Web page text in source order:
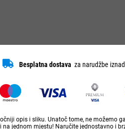
Besplatna dostava za narudžbe
opis i sliku. Unatoč tome, ne
jednom mjestu! Naručite jednostavno i